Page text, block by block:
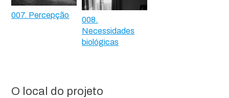
007. Percepção
008.
Necessidades
biológicas
O local do projeto